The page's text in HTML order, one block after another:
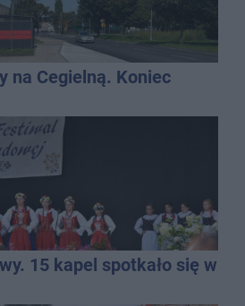
na Cegielną. Koniec
15 kapel spotkało się w